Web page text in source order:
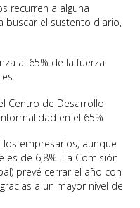
recurren a alguna
buscar el sustento diario,
al 65% de la fuerza
Centro de Desarrollo
en el 65%.
los empresarios, aunque
de 6,8%. La Comisión
prevé cerrar el año con
a un mayor nivel de